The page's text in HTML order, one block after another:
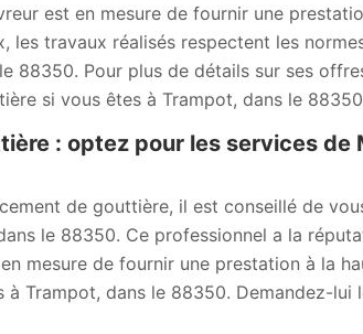
est en mesure de fournir une
les travaux réalisés respectent les
88350. Pour plus de détails sur ses
si vous êtes à Trampot, dans le
: optez pour les services de
de gouttière, il est conseillé de
le 88350. Ce professionnel a la
mesure de fournir une prestation à la
à Trampot, dans le 88350. Demandez-